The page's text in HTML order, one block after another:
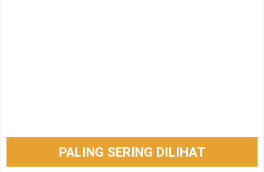
PALING SERING DILIHAT